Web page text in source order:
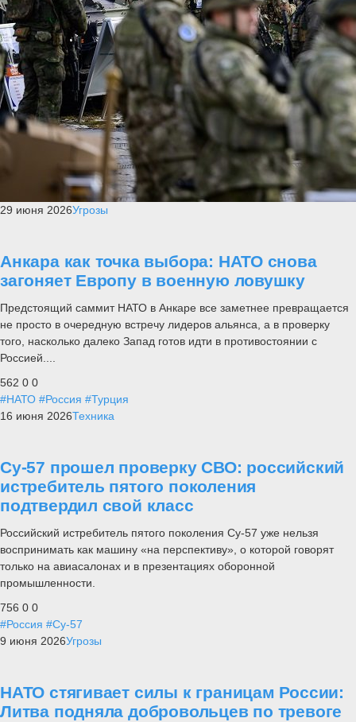
29 июня 2026Угрозы
Анкара как точка выбора: НАТО снова
загоняет Европу в военную ловушку
Предстоящий саммит НАТО в Анкаре все заметнее превращается
не просто в очередную встречу лидеров альянса, а в проверку
того, насколько далеко Запад готов идти в противостоянии с
Россией....
562 0 0
#НАТО #Россия #Турция
16 июня 2026Техника
Су-57 прошел проверку СВО: российский
истребитель пятого поколения
подтвердил свой класс
Российский истребитель пятого поколения Су-57 уже нельзя
воспринимать как машину «на перспективу», о которой говорят
только на авиасалонах и в презентациях оборонной
промышленности.
756 0 0
#Россия #Су-57
9 июня 2026Угрозы
НАТО стягивает силы к границам России:
Литва подняла добровольцев по тревоге